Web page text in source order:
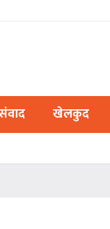
खेलकुद